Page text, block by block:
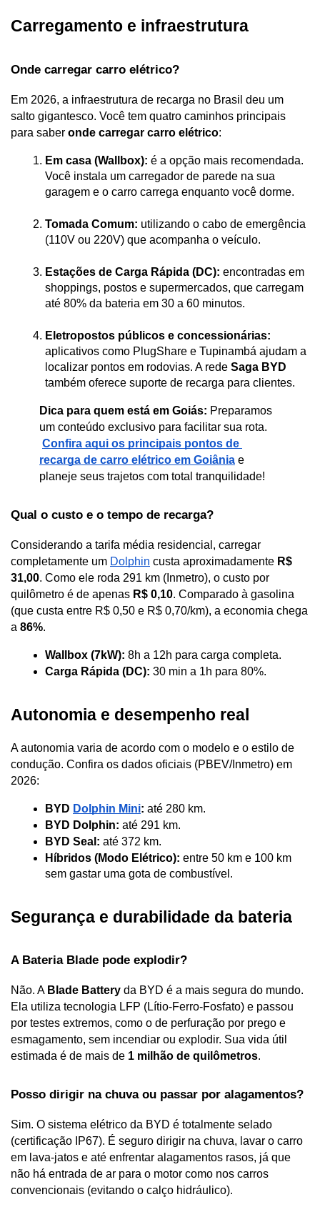
Carregamento e infraestrutura
Onde carregar carro elétrico?
Em 2026, a infraestrutura de recarga no Brasil deu um
salto gigantesco. Você tem quatro caminhos principais
para saber onde carregar carro elétrico:
Em casa (Wallbox): é a opção mais recomendada.
Você instala um carregador de parede na sua
garagem e o carro carrega enquanto você dorme.
Tomada Comum: utilizando o cabo de emergência
(110V ou 220V) que acompanha o veículo.
Estações de Carga Rápida (DC): encontradas em
shoppings, postos e supermercados, que carregam
até 80% da bateria em 30 a 60 minutos.
Eletropostos públicos e concessionárias:
aplicativos como PlugShare e Tupinambá ajudam a
localizar pontos em rodovias. A rede Saga BYD
também oferece suporte de recarga para clientes.
Dica para quem está em Goiás: Preparamos
um conteúdo exclusivo para facilitar sua rota.
Confira aqui os principais pontos de
recarga de carro elétrico em Goiânia e
planeje seus trajetos com total tranquilidade!
Qual o custo e o tempo de recarga?
Considerando a tarifa média residencial, carregar
completamente um Dolphin custa aproximadamente R$
31,00. Como ele roda 291 km (Inmetro), o custo por
quilômetro é de apenas R$ 0,10. Comparado à gasolina
(que custa entre R$ 0,50 e R$ 0,70/km), a economia chega
a 86%.
Wallbox (7kW): 8h a 12h para carga completa.
Carga Rápida (DC): 30 min a 1h para 80%.
Autonomia e desempenho real
A autonomia varia de acordo com o modelo e o estilo de
condução. Confira os dados oficiais (PBEV/Inmetro) em
2026:
BYD Dolphin Mini: até 280 km.
BYD Dolphin: até 291 km.
BYD Seal: até 372 km.
Híbridos (Modo Elétrico): entre 50 km e 100 km
sem gastar uma gota de combustível.
Segurança e durabilidade da bateria
A Bateria Blade pode explodir?
Não. A Blade Battery da BYD é a mais segura do mundo.
Ela utiliza tecnologia LFP (Lítio-Ferro-Fosfato) e passou
por testes extremos, como o de perfuração por prego e
esmagamento, sem incendiar ou explodir. Sua vida útil
estimada é de mais de 1 milhão de quilômetros.
Posso dirigir na chuva ou passar por alagamentos?
Sim. O sistema elétrico da BYD é totalmente selado
(certificação IP67). É seguro dirigir na chuva, lavar o carro
em lava-jatos e até enfrentar alagamentos rasos, já que
não há entrada de ar para o motor como nos carros
convencionais (evitando o calço hidráulico).